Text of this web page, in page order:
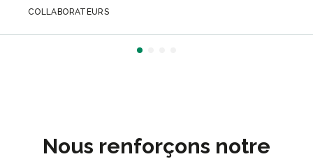
COLLABORATEURS
Nous renforçons notre